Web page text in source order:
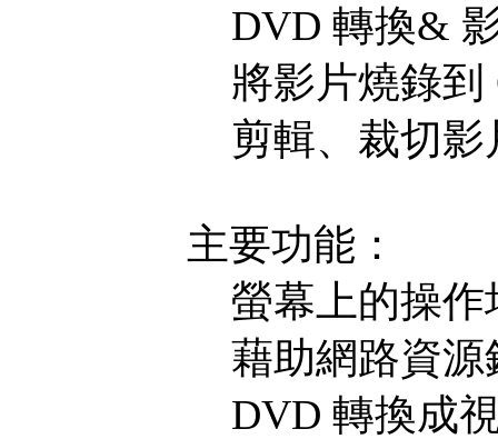
DVD 轉換&
將影片燒錄到
剪輯、裁切影
主要功能：
螢幕上的操作
藉助網路資源
DVD 轉換成